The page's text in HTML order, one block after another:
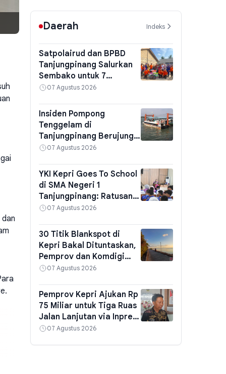
Daerah Indeks
Satpolairud dan BPBD
Tanjungpinang Salurkan
Sembako untuk 7
Penumpang Pompong
Bugis
07 Agustus 2026
Insiden Pompong
Tenggelam di
Tanjungpinang Berujung
Larangan Sandar di
KSOP Pasang Papan
Peringatan
07 Agustus 2026
YKI Kepri Goes To School
di SMA Negeri 1
Tanjungpinang: Ratusan
Pelajar Diajak Deteksi
Darah Gratis
07 Agustus 2026
30 Titik Blankspot di
Kepri Bakal Dituntaskan,
Pemprov dan Komdigi
Bangun 6 BTS di Lingga,
07 Agustus 2026
Pemprov Kepri Ajukan Rp
75 Miliar untuk Tiga Ruas
Jalan Lanjutan via Inpres
Jalan Daerah, Target
07 Agustus 2026